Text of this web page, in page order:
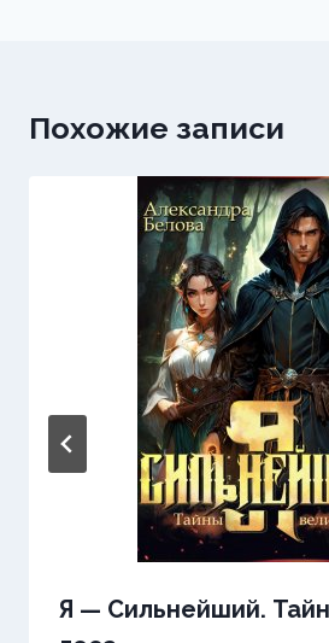
Похожие записи
Я — Сильнейший.